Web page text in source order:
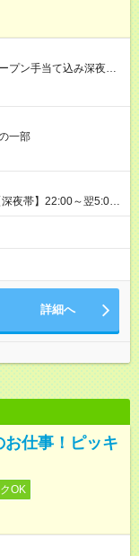
プン手当て込み深夜時
切り上げで一ヶ月と
時間(研修中も同時給）
一部
夜帯】22:00～翌5:00
までは18歳以上の方
ため） ★深夜で
で、安心して働けま
詳細へ
仕事！ピッキ
OK